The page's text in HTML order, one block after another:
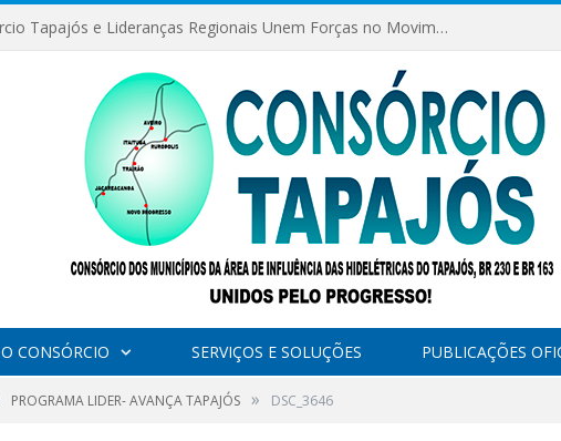
Consórcio Tapajós e Lideranças Regionais Unem Forças no Movimento Avança Tapajós.
O CONSÓRCIO SERVIÇOS E SOLUÇÕES PUBLICAÇÕES
PROGRAMA LIDER- AVANÇA TAPAJÓS » DSC_3646